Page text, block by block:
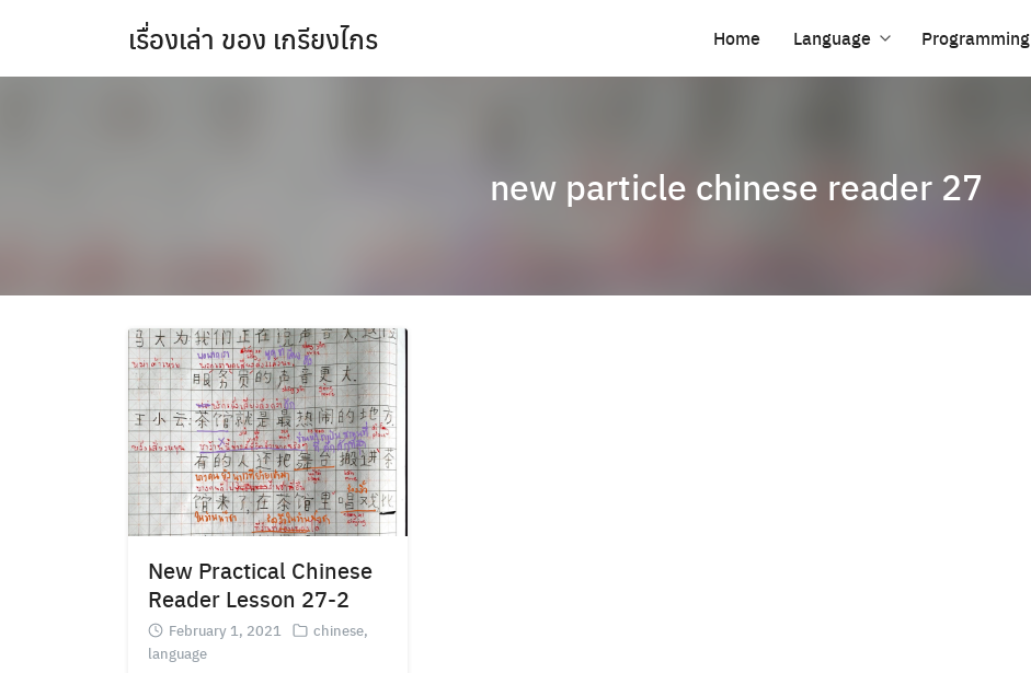
เรื่องเล่า ของ เกรียงไกร Home Language Programming
new particle chinese reader 27
New Practical Chinese
Reader Lesson 27-2
February 1, 2021 chinese,
language